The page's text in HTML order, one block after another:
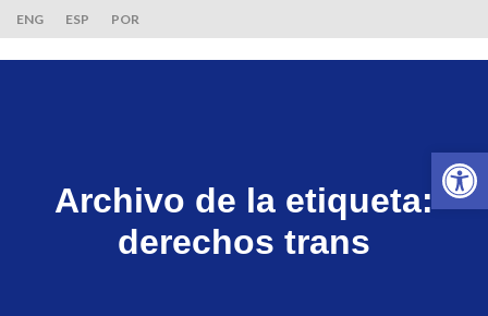
ENG ESP POR
Archivo de la etiqueta:
derechos trans